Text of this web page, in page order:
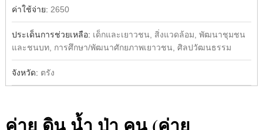
ค่าใช้จ่าย: 2650
ประเด็นการช่วยเหลือ: เด็กและเยาวชน, สิ่งแวดล้อม, พัฒนาชุมชน
และชนบท, การศึกษา/พัฒนาศักยภาพเยาวชน, ศิลปวัฒนธรรม
จังหวัด: ตรัง
ค่าย ดิน น้ำ ป่า คน (ค่าย